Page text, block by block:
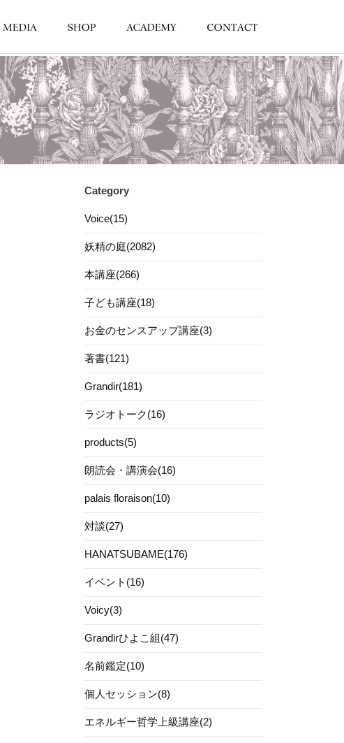
Category
Voice(15)
妖精の庭(2082)
本講座(266)
子ども講座(18)
お金のセンスアップ講座(3)
著書(121)
Grandir(181)
ラジオトーク(16)
products(5)
朗読会・講演会(16)
palais floraison(10)
対談(27)
HANATSUBAME(176)
イベント(16)
Voicy(3)
Grandirひよこ組(47)
名前鑑定(10)
個人セッション(8)
エネルギー哲学上級講座(2)